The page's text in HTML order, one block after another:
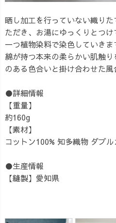
晒し加工を行っていない織り
ただき、お湯にゆっくりとつ
一つ植物染料で染色していきま
綿が持つ本来の柔らかい肌触
のある色合いと掛け合わせた風
●詳細情報
【重量】
約160g
【素材】
コットン100% 知多織物 ダブ
●生産情報
【縫製】愛知県